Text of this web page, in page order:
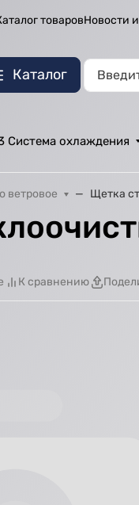
товаровНовости
Каталог
Система охлаждения
ветровое Щетка
К сравнению